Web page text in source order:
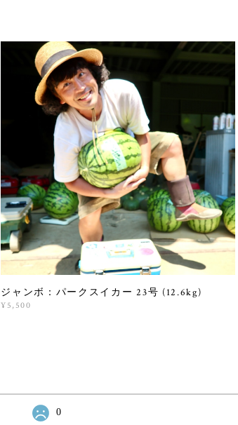
ジャンボ：パークスイカー 23号 (12.6kg)
¥5,500
0